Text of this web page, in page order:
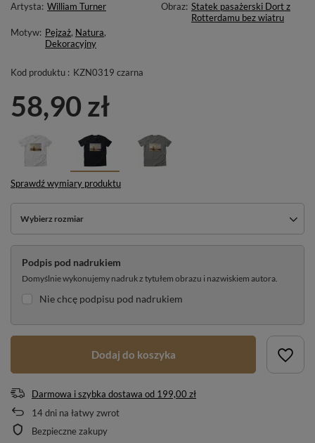
Artysta: William Turner Obraz: Statek pasażerski Dort z
Rotterdamu bez wiatru
Motyw: Pejzaż, Natura,
Dekoracyjny
Kod produktu : KZN0319 czarna
58,90 zł
Sprawdź wymiary produktu
Wybierz rozmiar
Podpis pod nadrukiem
Domyślnie wykonujemy nadruk z tytułem obrazu i nazwiskiem autora.
Nie chcę podpisu pod nadrukiem
Dodaj do koszyka
Darmowa i szybka dostawa od 199,00 zł
14dni na łatwy zwrot
Bezpieczne zakupy